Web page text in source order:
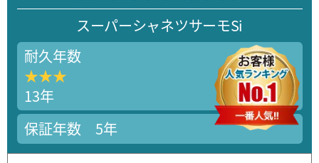
スーパーシャネツサーモSi
耐久年数
★★★★★
★★★★★
13年
保証年数 5年